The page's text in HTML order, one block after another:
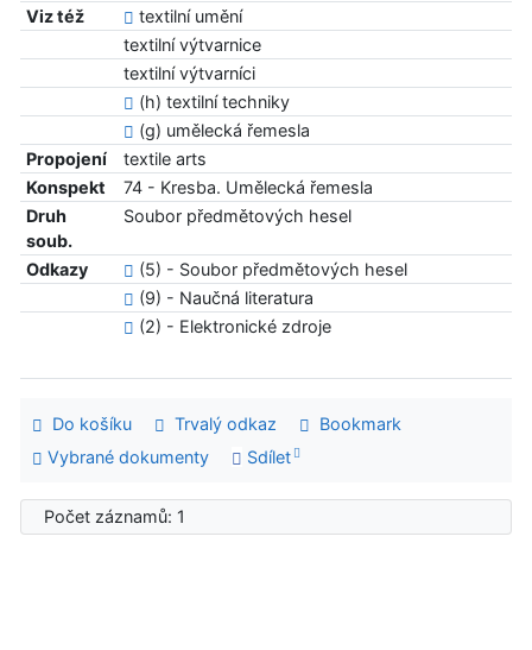
Viz též
textilní umění
textilní výtvarnice
textilní výtvarníci
(h) textilní techniky
(g) umělecká řemesla
Propojení
textile arts
Konspekt
74 - Kresba. Umělecká řemesla
Druh
soub.
Soubor předmětových hesel
Odkazy
(5) - Soubor předmětových hesel
(9) - Naučná literatura
(2) - Elektronické zdroje
Do košíku Trvalý odkaz
Bookmark
Vybrané dokumenty
Sdílet
Počet záznamů: 1